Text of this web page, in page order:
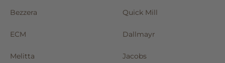
Bezzera Quick Mill
ECM Dallmayr
Melitta Jacobs